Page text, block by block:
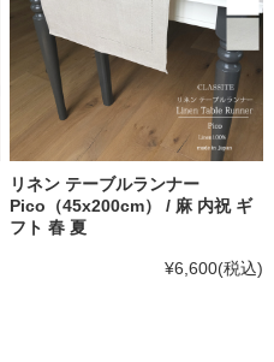
リネン テーブルランナー
Pico（45x200cm） / 麻 内祝 ギ
フト 春 夏
¥6,600(税込)